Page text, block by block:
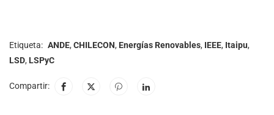
Etiqueta: ANDE, CHILECON, Energías Renovables, IEEE, Itaipu,
LSD, LSPyC
Compartir: